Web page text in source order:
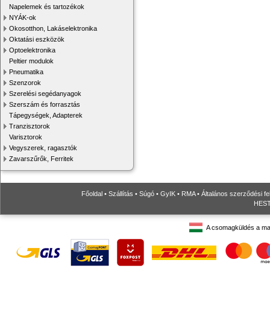
Napelemek és tartozékok
NYÁK-ok
Okosotthon, Lakáselektronika
Oktatási eszközök
Optoelektronika
Peltier modulok
Pneumatika
Szenzorok
Szerelési segédanyagok
Szerszám és forrasztás
Tápegységek, Adapterek
Tranzisztorok
Varisztorok
Vegyszerek, ragasztók
Zavarszűrők, Ferritek
Főoldal • Szállítás • Súgó • GyIK • RMA• Általános szerződési
A csomagküldés a